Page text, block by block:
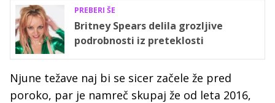
PREBERI ŠE
Britney Spears delila grozljive
podrobnosti iz preteklosti
Njune težave naj bi se sicer začele že pred
poroko, par je namreč skupaj že od leta 2016,